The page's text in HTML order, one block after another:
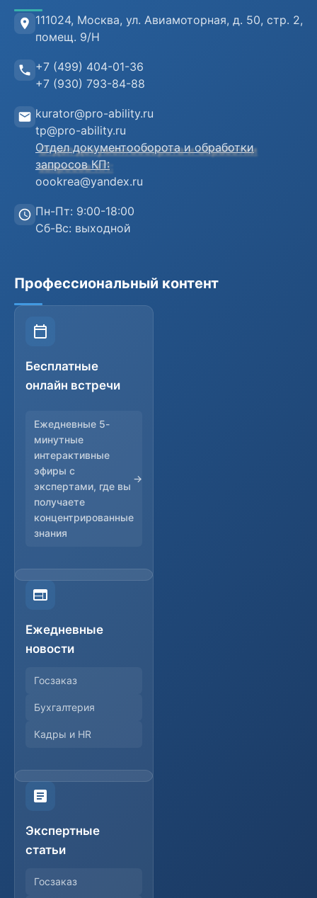
Антитеррористическая безопасность
Информационная безопасность
Воинский учет
Проверка документов (ФРДО)
Отзывы клиентов
Преподаватели
Анкета слушателя
111024, Москва, ул. Авиамоторная, д. 50, стр. 2,
помещ. 9/Н
+7 (499) 404-01-36
+7 (930) 793-84-88
kurator@pro-ability.ru
tp@pro-ability.ru
Отдел документооборота и обработки
запросов КП:
oookrea@yandex.ru
Пн-Пт: 9:00-18:00
Сб-Вс: выходной
Профессиональный контент
Бесплатные
онлайн встречи
Ежедневные 5-
минутные
интерактивные
эфиры с
экспертами, где вы
получаете
концентрированные
знания
Ежедневные
новости
Госзаказ
Бухгалтерия
Кадры и HR
Экспертные
статьи
Госзаказ